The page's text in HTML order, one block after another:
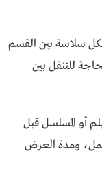
بكل سلاسة بين القسم
للتنقل بين
أو المسلسل قبل
ومدة العرض